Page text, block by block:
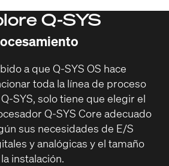
Q-SYS
a que Q-SYS OS hace
toda la línea de proceso
SYS, solo tiene que elegir el
Q-SYS Core adecuado
sus necesidades de E/S
y analógicas y el tamaño
instalación.